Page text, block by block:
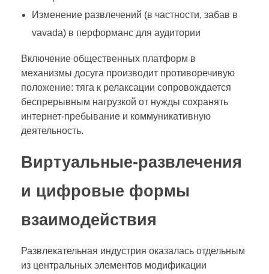
Изменение развлечений (в частности, забав в
vavada) в перформанс для аудитории
Включение общественных платформ в
механизмы досуга производит противоречивую
положение: тяга к релаксации сопровождается
беспрерывным нагрузкой от нужды сохранять
интернет-пребывание и коммуникативную
деятельность.
Виртуальные-развлечения
и цифровые формы
взаимодействия
Развлекательная индустрия оказалась отдельным
из центральных элементов модификации